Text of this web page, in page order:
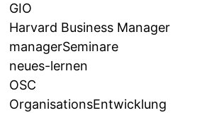
GIO
Harvard Business Manager
managerSeminare
neues-lernen
OSC
OrganisationsEntwicklung